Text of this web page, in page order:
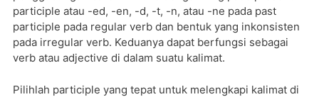
participle atau -ed, -en, -d, -t, -n, atau -ne pada past
participle pada regular verb dan bentuk yang inkonsisten
pada irregular verb. Keduanya dapat berfungsi sebagai
verb atau adjective di dalam suatu kalimat.
Pilihlah participle yang tepat untuk melengkapi kalimat di